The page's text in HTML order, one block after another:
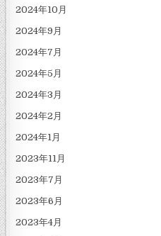
2024年10月
2024年9月
2024年7月
2024年5月
2024年3月
2024年2月
2024年1月
2023年11月
2023年7月
2023年6月
2023年4月